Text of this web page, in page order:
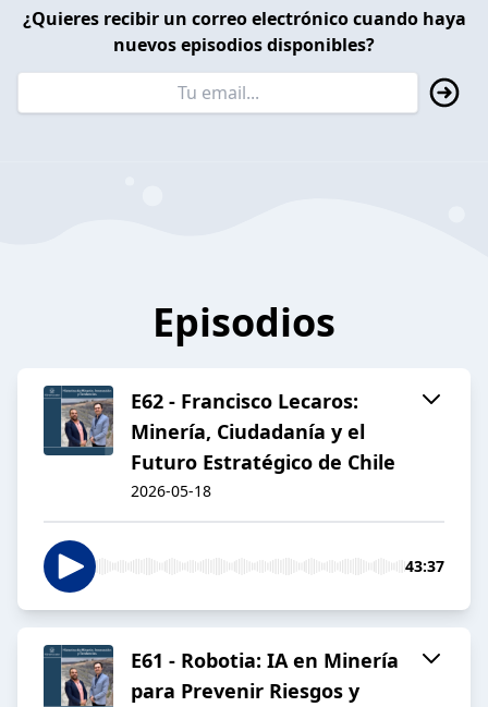
¿Quieres recibir un correo electrónico cuando haya
nuevos episodios disponibles?
Episodios
E62 - Francisco Lecaros:
Minería, Ciudadanía y el
Futuro Estratégico de Chile
2026-05-18
43:37
E61 - Robotia: IA en Minería
para Prevenir Riesgos y